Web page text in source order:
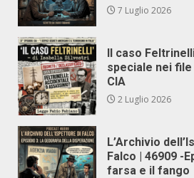
7 Luglio 2026
Il caso
speciale nei
CIA
2 Luglio 2026
L’Archivio
Falco | 46909 -
farsa e il fango